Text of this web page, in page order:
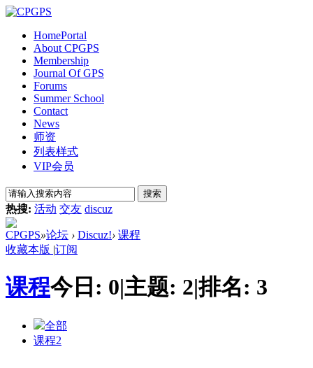
HomePortal
About CPGPS
Membership
Journal Of GPS
Forums
Summer School
Contact
News
师资
列表样式
VIP会员
搜索
热搜: 活动 交友 discuz
CPGPS»论坛 › Discuz!› 课程
收藏本版 |订阅
课程今日: 0|主题: 2|排名: 3
全部
课程2